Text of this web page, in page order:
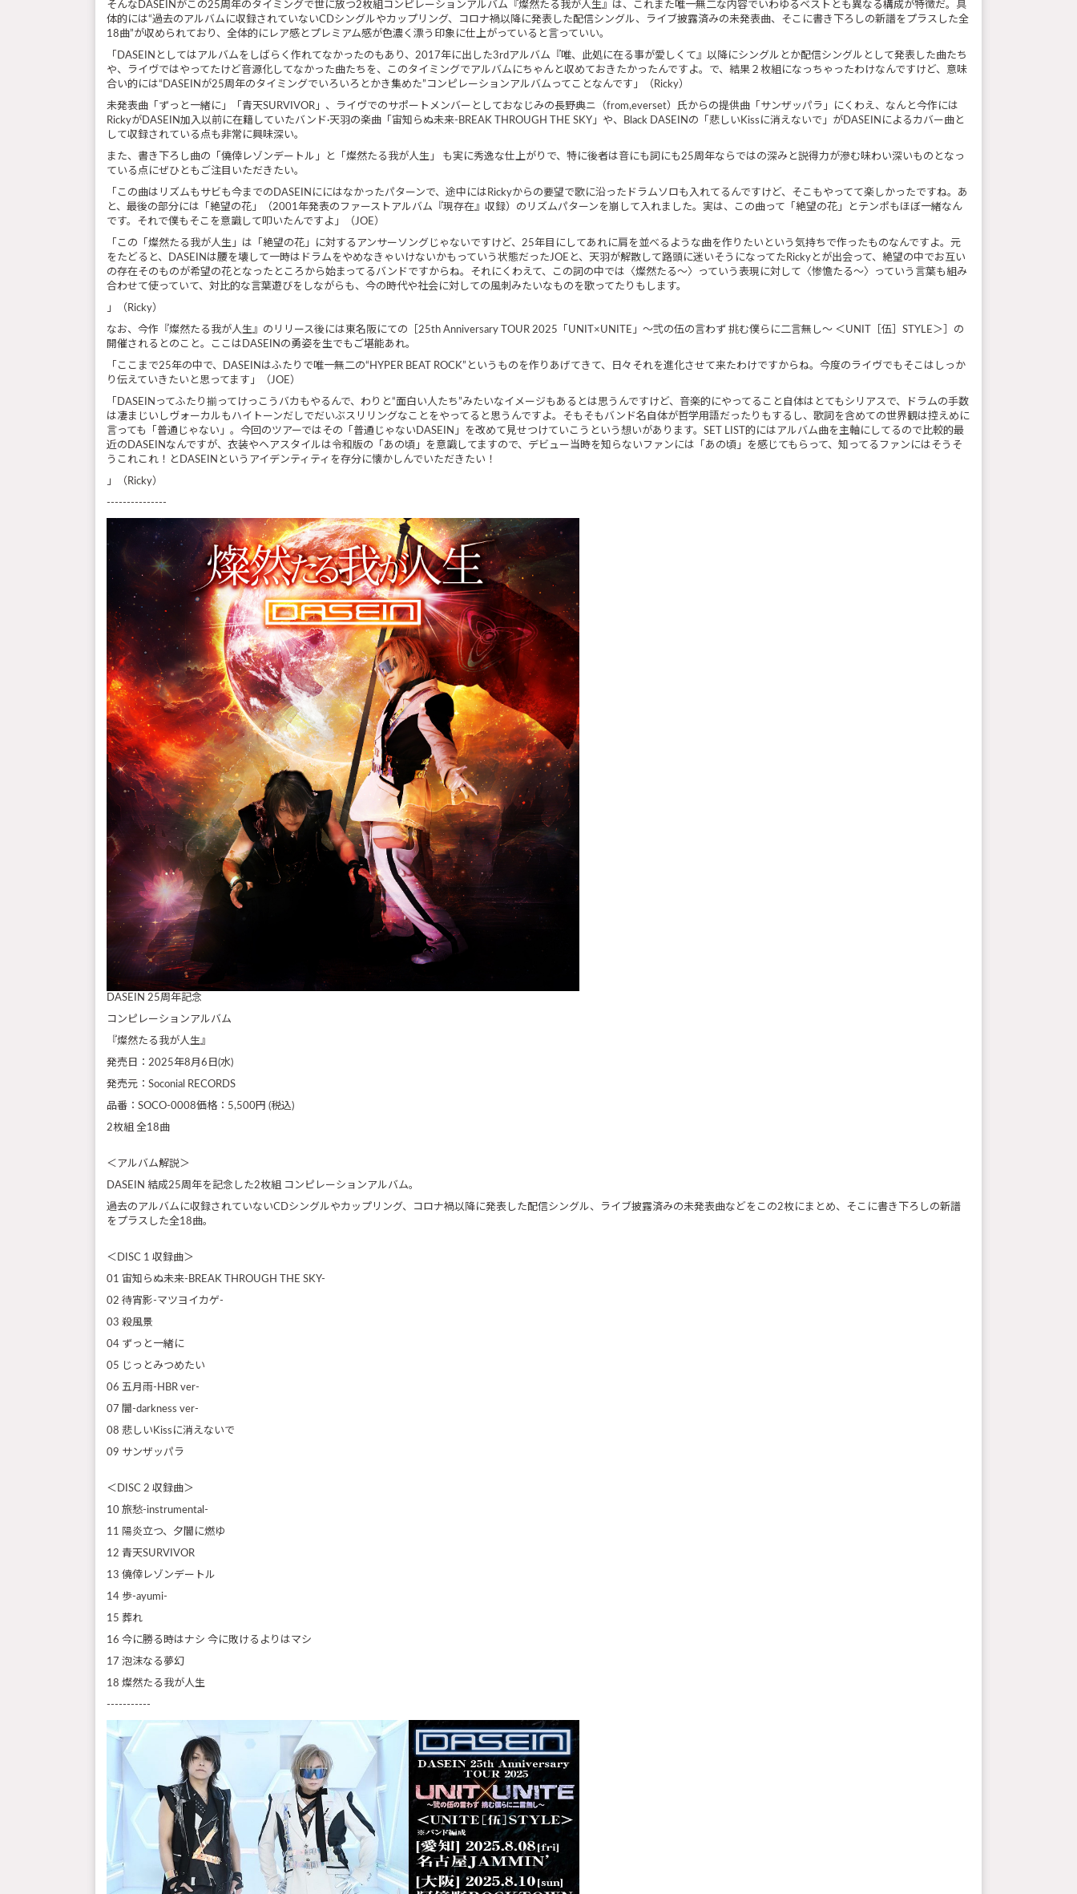
そんなDASEINがこの25周年のタイミングで世に放つ2枚組コンピレーションアルバム『燦然たる我が人生』は、これまた唯一無二な内容でいわゆるベストとも異なる構成が特徴だ。具
体的には“過去のアルバムに収録されていないCDシングルやカップリング、コロナ禍以降に発表した配信シングル、ライブ披露済みの未発表曲、そこに書き下ろしの新譜をプラスした全
18曲”が収められており、全体的にレア感とプレミアム感が色濃く漂う印象に仕上がっていると言っていい。
「DASEINとしてはアルバムをしばらく作れてなかったのもあり、2017年に出した3rdアルバム『唯、此処に在る事が愛しくて』以降にシングルとか配信シングルとして発表した曲たち
や、ライヴではやってたけど音源化してなかった曲たちを、このタイミングでアルバムにちゃんと収めておきたかったんですよ。で、結果２枚組になっちゃったわけなんですけど、意味
合い的には“DASEINが25周年のタイミングでいろいろとかき集めた”コンピレーションアルバムってことなんです」（Ricky）
未発表曲「ずっと一緒に」「青天SURVIVOR」、ライヴでのサポートメンバーとしておなじみの長野典ニ（from,everset）氏からの提供曲「サンザッパラ」にくわえ、なんと今作には
RickyがDASEIN加入以前に在籍していたバンド·天羽の楽曲「宙知らぬ未来-BREAK THROUGH THE SKY」や、Black DASEINの「悲しいKissに消えないで」がDASEINによるカバー曲と
して収録されている点も非常に興味深い。
また、書き下ろし曲の「僥倖レゾンデートル」と「燦然たる我が人生」 も実に秀逸な仕上がりで、特に後者は音にも詞にも25周年ならではの深みと説得力が滲む味わい深いものとなっ
ている点にぜひともご注目いただきたい。
「この曲はリズムもサビも今までのDASEINににはなかったパターンで、途中にはRickyからの要望で歌に沿ったドラムソロも入れてるんですけど、そこもやってて楽しかったですね。あ
と、最後の部分には「絶望の花」（2001年発表のファーストアルバム『現存在』収録）のリズムパターンを崩して入れました。実は、この曲って「絶望の花」とテンポもほぼ一緒なん
です。それで僕もそこを意識して叩いたんですよ」（JOE）
「この「燦然たる我が人生」は「絶望の花」に対するアンサーソングじゃないですけど、25年目にしてあれに肩を並べるような曲を作りたいという気持ちで作ったものなんですよ。元
をたどると、DASEINは腰を壊して一時はドラムをやめなきゃいけないかもっていう状態だったJOEと、天羽が解散して路頭に迷いそうになってたRickyとが出会って、絶望の中でお互い
の存在そのものが希望の花となったところから始まってるバンドですからね。それにくわえて、この詞の中では〈燦然たる～〉っていう表現に対して〈惨憺たる～〉っていう言葉も組み
合わせて使っていて、対比的な言葉遊びをしながらも、今の時代や社会に対しての風刺みたいなものを歌ってたりもします。
」（Ricky）
なお、今作『燦然たる我が人生』のリリース後には東名阪にての［25th Anniversary TOUR 2025「UNIT×UNITE」～弐の伍の言わず 挑む僕らに二言無し～ ＜UNIT［伍］STYLE＞］の
開催されるとのこと。ここはDASEINの勇姿を生でもご堪能あれ。
「ここまで25年の中で、DASEINはふたりで唯一無二の“HYPER BEAT ROCK”というものを作りあげてきて、日々それを進化させて来たわけですからね。今度のライヴでもそこはしっか
り伝えていきたいと思ってます」（JOE）
「DASEINってふたり揃ってけっこうバカもやるんで、わりと“面白い人たち”みたいなイメージもあるとは思うんですけど、音楽的にやってること自体はとてもシリアスで、ドラムの手数
は凄まじいしヴォーカルもハイトーンだしでだいぶスリリングなことをやってると思うんですよ。そもそもバンド名自体が哲学用語だったりもするし、歌詞を含めての世界観は控えめに
言っても「普通じゃない」。今回のツアーではその「普通じゃないDASEIN」を改めて見せつけていこうという想いがあります。SET LIST的にはアルバム曲を主軸にしてるので比較的最
近のDASEINなんですが、衣装やヘアスタイルは令和版の「あの頃」を意識してますので、デビュー当時を知らないファンには「あの頃」を感じてもらって、知ってるファンにはそうそ
うこれこれ！とDASEINというアイデンティティを存分に懐かしんでいただきたい！
」（Ricky）
---------------
DASEIN 25周年記念
コンピレーションアルバム
『燦然たる我が人生』
発売日：2025年8月6日(水)
発売元：Soconial RECORDS
品番：SOCO-0008価格：5,500円 (税込)
2枚組 全18曲
＜アルバム解説＞
DASEIN 結成25周年を記念した2枚組 コンピレーションアルバム。
過去のアルバムに収録されていないCDシングルやカップリング、コロナ禍以降に発表した配信シングル、ライブ披露済みの未発表曲などをこの2枚にまとめ、そこに書き下ろしの新譜
をプラスした全18曲。
＜DISC 1 収録曲＞
01 宙知らぬ未来-BREAK THROUGH THE SKY-
02 待宵影-マツヨイカゲ-
03 殺風景
04 ずっと一緒に
05 じっとみつめたい
06 五月雨-HBR ver-
07 闇-darkness ver-
08 悲しいKissに消えないで
09 サンザッパラ
＜DISC 2 収録曲＞
10 旅愁-instrumental-
11 陽炎立つ、夕闇に燃ゆ
12 青天SURVIVOR
13 僥倖レゾンデートル
14 歩-ayumi-
15 葬れ
16 今に勝る時はナシ 今に敗けるよりはマシ
17 泡沫なる夢幻
18 燦然たる我が人生
-----------